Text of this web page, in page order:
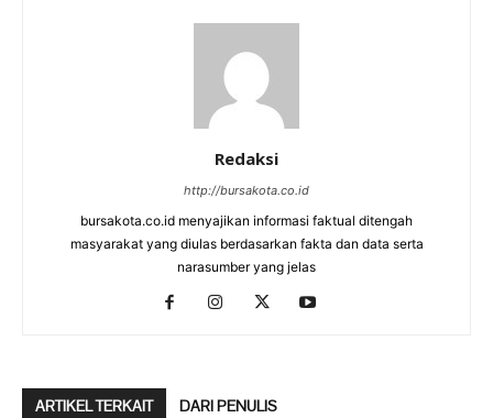
Redaksi
http://bursakota.co.id
bursakota.co.id menyajikan informasi faktual ditengah
masyarakat yang diulas berdasarkan fakta dan data serta
narasumber yang jelas
ARTIKEL TERKAIT DARI PENULIS